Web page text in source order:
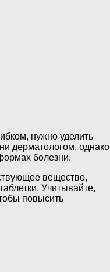
нужно уделить
дерматологом, однако
болезни.
вещество,
Учитывайте,
повысить